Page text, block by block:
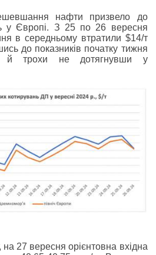
нафти призвело до
у Європі. З 25 по 26 вересня
в середньому втратили $14/т
до показників початку тижня
й трохи не дотягнувши у
на 27 вересня орієнтовна вхідна